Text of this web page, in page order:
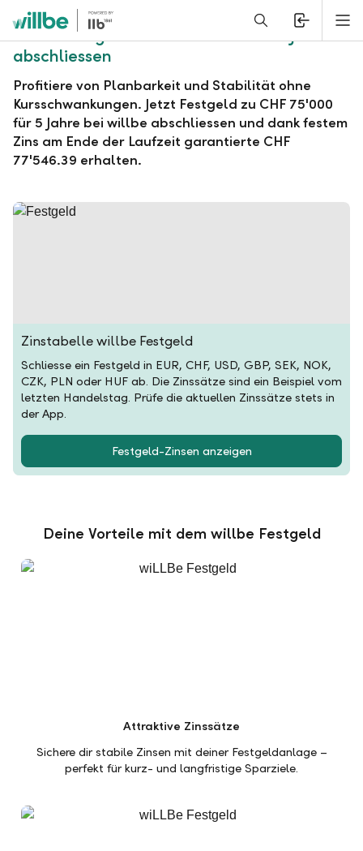
Alerts.Headline
willbe Festgeld zu CHF 75'000 für 5 Jahre
abschliessen
Profitiere von Planbarkeit und Stabilität ohne
Kursschwankungen. Jetzt Festgeld zu CHF 75'000
für 5 Jahre bei willbe abschliessen und dank festem
Zins am Ende der Laufzeit garantierte CHF
77'546.39 erhalten.
Zinstabelle willbe Festgeld
Schliesse ein Festgeld in EUR, CHF, USD, GBP, SEK, NOK,
CZK, PLN oder HUF ab. Die Zinssätze sind ein Beispiel vom
letzten Handelstag. Prüfe die aktuellen Zinssätze stets in
der App.
Festgeld-Zinsen anzeigen
Deine Vorteile mit dem willbe Festgeld
Attraktive Zinssätze
Sichere dir stabile Zinsen mit deiner Festgeldanlage –
perfekt für kurz- und langfristige Sparziele.